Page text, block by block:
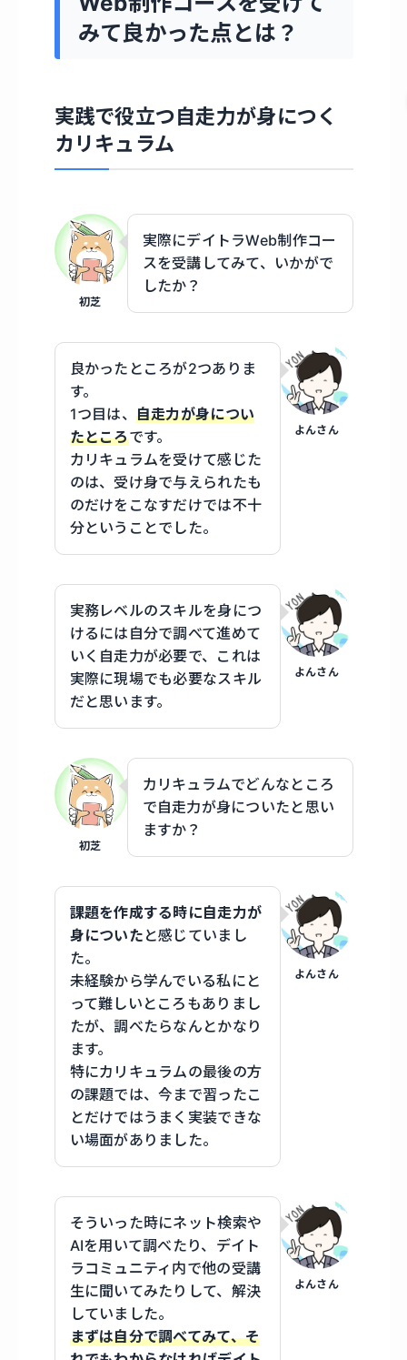
みて良かった点とは？
実践で役立つ自走力が身につく
カリキュラム
初芝
実際にデイトラWeb制作コー
スを受講してみて、いかがで
したか？
よんさん
良かったところが2つありま
す。
1つ目は、 自走力が身につい
たところです。
カリキュラムを受けて感じた
のは、受け身で与えられたも
のだけをこなすだけでは不十
分ということでした。
よんさん
実務レベルのスキルを身につ
けるには自分で調べて進めて
いく自走力が必要で、これは
実際に現場でも必要なスキル
だと思います。
初芝
カリキュラムでどんなところ
で自走力が身についたと思い
ますか？
よんさん
課題を作成する時に自走力が
身についた と感じていまし
た。
未経験から学んでいる私にと
って難しいところもありまし
たが、調べたらなんとかなり
ます。
特にカリキュラムの最後の方
の課題では、今まで習ったこ
とだけではうまく実装できな
い場面がありました。
よんさん
そういった時にネット検索や
AIを用いて調べたり、デイト
ラコミュニティ内で他の受講
生に聞いてみたりして、解決
していました。
まずは自分で調べてみて、そ